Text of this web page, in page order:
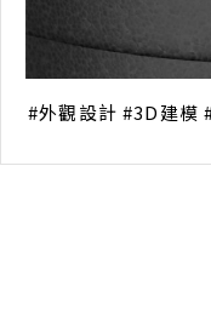
外觀設計 3D建模